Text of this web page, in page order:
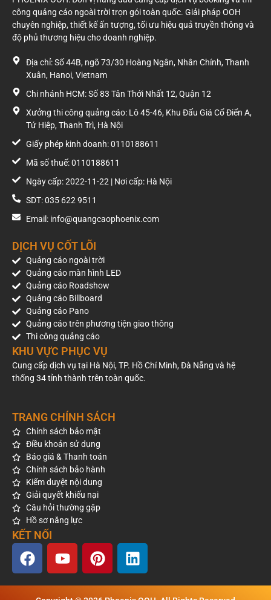
công quảng cáo ngoài trời trọn gói toàn quốc. Giải pháp OOH
chuyên nghiệp, thiết kế ấn tượng, tối ưu hiệu quả truyền thông và
độ phủ thương hiệu cho doanh nghiệp.
Địa chỉ: Số 44B, ngõ 73/30 Hoàng Ngân, Nhân Chính, Thanh
Xuân, Hanoi, Vietnam
Chi nhánh HCM: Số 83 Tân Thới Nhất 12, Quận 12
Xưởng thi công quảng cáo: Lô 45-46, Khu Đấu Giá Cổ Điển A,
Tứ Hiệp, Thanh Trì, Hà Nội
Giấy phép kinh doanh: 0110188611
Mã số thuế: 0110188611
Ngày cấp: 2022-11-22 | Nơi cấp: Hà Nội
SDT: 035 622 9511
Email: info@quangcaophoenix.com
DỊCH VỤ CỐT LÕI
Quảng cáo ngoài trời
Quảng cáo màn hình LED
Quảng cáo Roadshow
Quảng cáo Billboard
Quảng cáo Pano
Quảng cáo trên phương tiện giao thông
Thi công quảng cáo
KHU VỰC PHỤC VỤ
Cung cấp dịch vụ tại Hà Nội, TP. Hồ Chí Minh, Đà Nẵng và hệ
thống 34 tỉnh thành trên toàn quốc.
TRANG CHÍNH SÁCH
Chính sách bảo mật
Điều khoản sử dụng
Báo giá & Thanh toán
Chính sách bảo hành
Kiểm duyệt nội dung
Giải quyết khiếu nại
Câu hỏi thường gặp
Hồ sơ năng lực
KẾT NỐI